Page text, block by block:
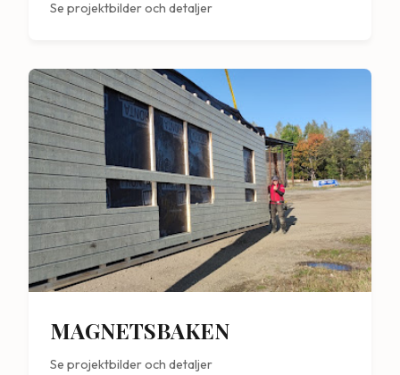
Se projektbilder och detaljer
MAGNETSBAKEN
Se projektbilder och detaljer